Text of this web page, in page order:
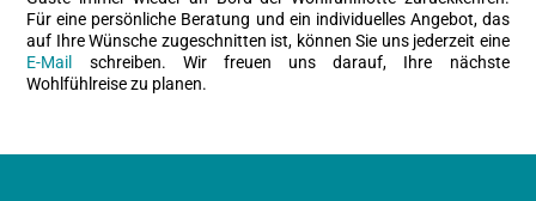
Für eine persönliche Beratung und ein individuelles Angebot, das
auf Ihre Wünsche zugeschnitten ist, können Sie uns jederzeit eine
E-Mail
schreiben. Wir freuen uns darauf, Ihre nächste
Wohlfühlreise zu planen.